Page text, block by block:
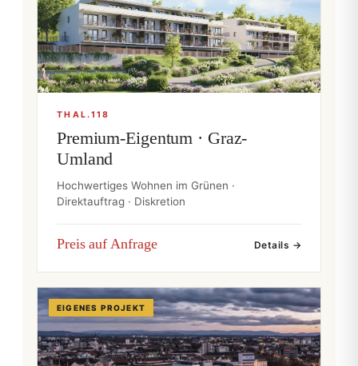
THAL.118
Premium-Eigentum · Graz-
Umland
Hochwertiges Wohnen im Grünen ·
Direktauftrag · Diskretion
Preis auf Anfrage Details →
EIGENES PROJEKT